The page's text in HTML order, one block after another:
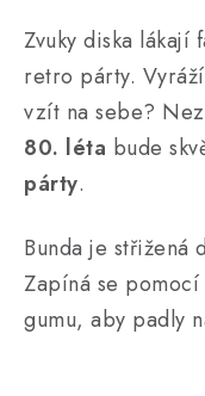
Zvuky diska lákají
retro párty.
vzít na sebe?
80. léta bude
párty.
Bunda je střižená
Zapíná se
gumu, aby padly